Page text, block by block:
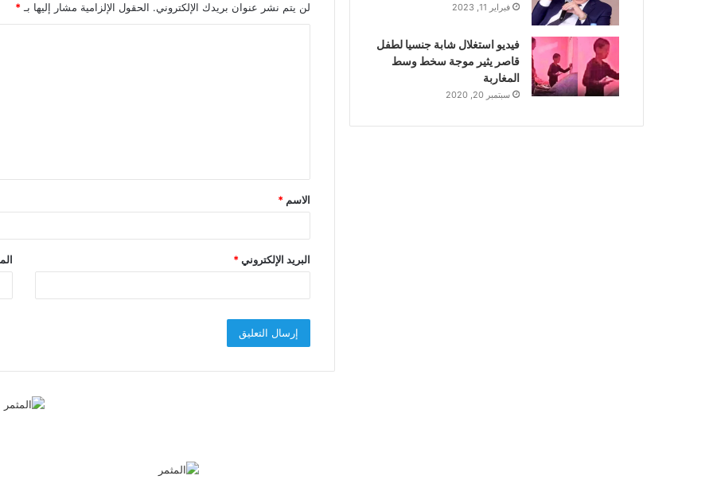
لن يتم نشر عنوان بريدك الإلكتروني. الحقول الإلزامية مشار إليها بـ*
ق
*
الاسم *
البريد الإلكتروني*
فبراير 11, 2023
فيديو استغلال شابة جنسيا لطفل
قاصر يثير موجة سخط وسط
المغاربة
سبتمبر 20, 2020